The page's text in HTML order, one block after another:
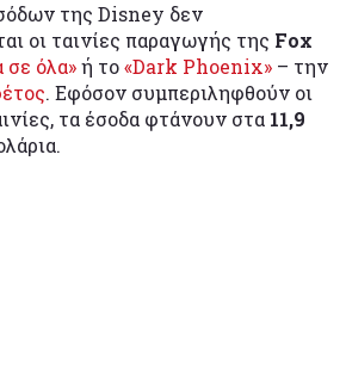
της Disney δεν
οι ταινίες παραγωγής της Fox
σε όλα»ή το«Dark Phoenix» – την
. Εφόσον συμπεριληφθούν οι
τα έσοδα φτάνουν στα 11,9